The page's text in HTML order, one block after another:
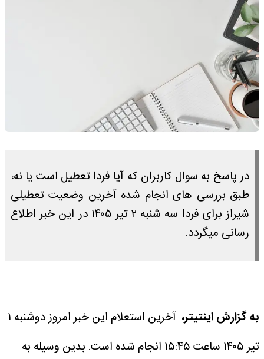
در پاسخ به سوال کاربران که آیا فردا تعطیل است یا نه،
طبق بررسی های انجام شده آخرین وضعیت تعطیلی
شیراز برای فردا سه شنبه ۲ تیر ۱۴۰۵ در این خبر اطلاع
رسانی میگردد.
به گزارش اینتیتر،
آخرین استعلام این خبر امروز دوشنبه ۱
تیر ۱۴۰۵ ساعت ۱۵:۴۵ انجام شده است.
بدین وسیله به